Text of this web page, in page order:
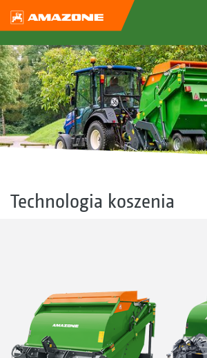
Technologia koszenia